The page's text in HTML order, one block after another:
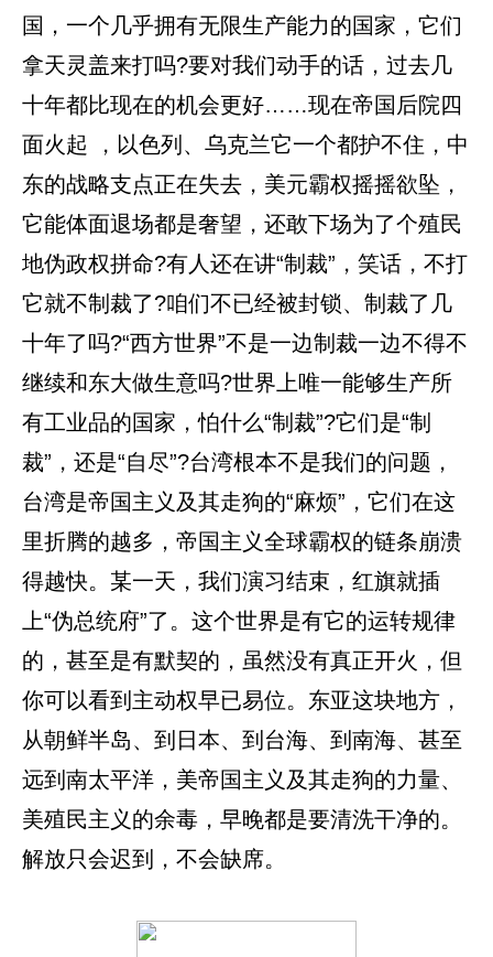
国，一个几乎拥有无限生产能力的国家，它们
拿天灵盖来打吗?要对我们动手的话，过去几
十年都比现在的机会更好……现在帝国后院四
面火起 ，以色列、乌克兰它一个都护不住，中
东的战略支点正在失去，美元霸权摇摇欲坠，
它能体面退场都是奢望，还敢下场为了个殖民
地伪政权拼命?有人还在讲“制裁”，笑话，不打
它就不制裁了?咱们不已经被封锁、制裁了几
十年了吗?“西方世界”不是一边制裁一边不得不
继续和东大做生意吗?世界上唯一能够生产所
有工业品的国家，怕什么“制裁”?它们是“制
裁”，还是“自尽”?台湾根本不是我们的问题，
台湾是帝国主义及其走狗的“麻烦”，它们在这
里折腾的越多，帝国主义全球霸权的链条崩溃
得越快。某一天，我们演习结束，红旗就插
上“伪总统府”了。这个世界是有它的运转规律
的，甚至是有默契的，虽然没有真正开火，但
你可以看到主动权早已易位。东亚这块地方，
从朝鲜半岛、到日本、到台海、到南海、甚至
远到南太平洋，美帝国主义及其走狗的力量、
美殖民主义的余毒，早晚都是要清洗干净的。
解放只会迟到，不会缺席。